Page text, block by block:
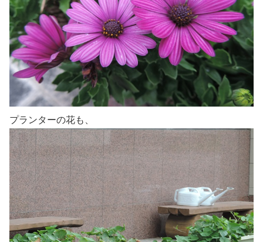
プランターの花も、